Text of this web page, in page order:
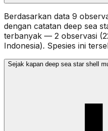
Berdasarkan data 9
dengan catatan deep sea
terbanyak — 2 observasi
Indonesia). Spesies ini
Sejak kapan deep sea star shell